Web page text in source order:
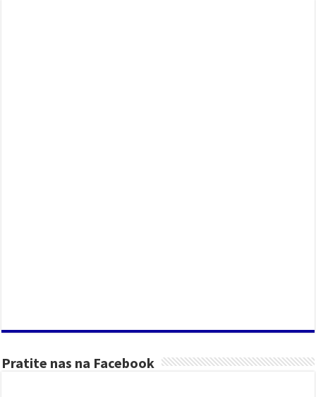
Pratite nas na Facebook